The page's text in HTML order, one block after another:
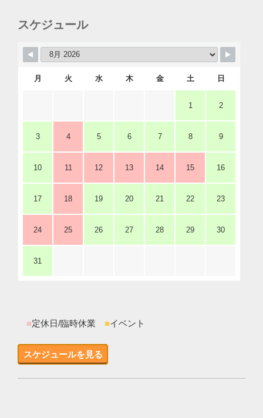
スケジュール
月 火 水 木 金 土 日
1 2
3 4 5 6 7 8 9
10 11 12 13 14 15 16
17 18 19 20 21 22 23
24 25 26 27 28 29 30
31
■定休日/臨時休業 ■イベント
スケジュールを見る